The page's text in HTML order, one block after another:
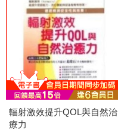
輻射激效提升QOL與自然治
療力